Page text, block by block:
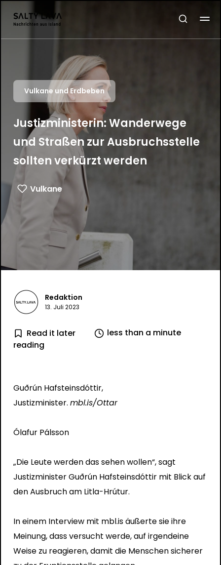
Vulkane und Erdbeben
Justizministerin: Wanderwege
und Straßen zur Ausbruchsstelle
sollten verkürzt werden
Vulkane
Redaktion
13. Juli 2023
Read it later
less than a minute
reading
Guðrún Hafsteinsdóttir,
Justizminister. mbl.is/Ottar
Ólafur Pálsson
„Die Leute werden das sehen wollen“, sagt
Justizminister Guðrún Hafsteinsdóttir mit Blick auf
den Ausbruch am Litla-Hrútur.
In einem Interview mit mbl.is äußerte sie ihre
Meinung, dass versucht werde, auf irgendeine
Weise zu reagieren, damit die Menschen sicherer